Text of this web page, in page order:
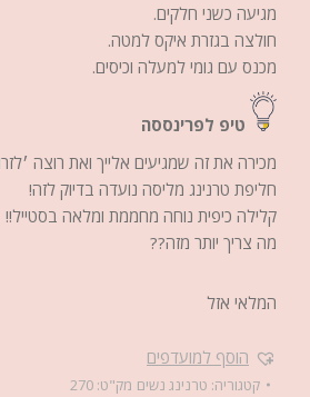
מגיעה כשני חלקים.
חולצה בגזרת איקס למטה.
מכנס עם גומי למעלה וכיסים.
טיפ לפרינססה
מכירה את זה שמגיעים אלייך ואת רוצה
חליפת טרנינג מליסה נועדה בדיוק לזה!
קלילה כיפית נוחה מחממת ומלאה בסטייל!!
מה צריך יותר מזה??
המלאי אזל
הוסף למועדפים
קטגוריה: טרנינג נשים מק"ט: 270